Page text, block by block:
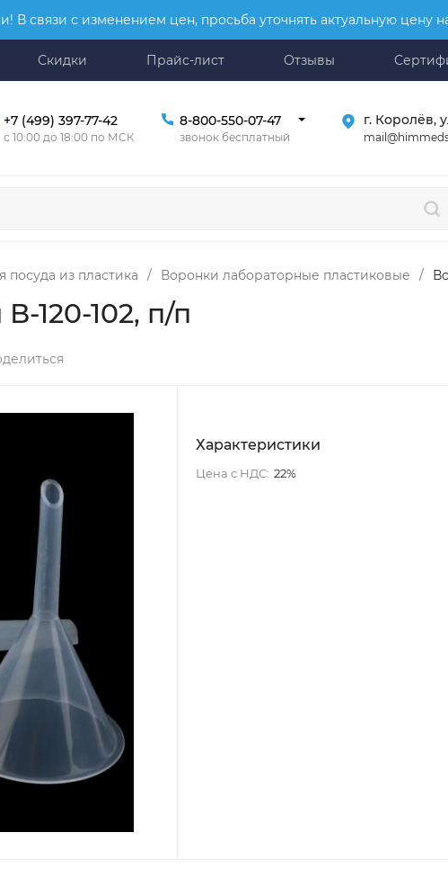
В связи с изменением цен, просьба уточнять актуальную цену
Скидки Прайс-лист Отзывы
+7 (499) 397-77-42
с 10:00 до 18:00 по МСК
8-800-550-07-47
звонок бесплатный
г. Королёв,
посуда из пластика / Воронки лабораторные пластиковые /
120-102, п/п
Характеристики
Цена с НДС: 22%